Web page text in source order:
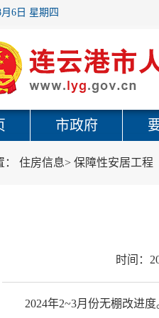
月6日 星期四
市政府
： 住房信息> 保障性安居工程
时间：
2024年2~3月份无棚改进度